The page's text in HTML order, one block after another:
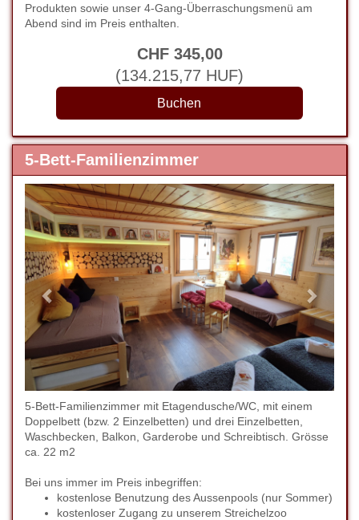
Produkten sowie unser 4-Gang-Überraschungsmenü am
Abend sind im Preis enthalten.
CHF 345,00
(134.215,77 HUF)
5-Bett-Familienzimmer
Previous
Next
5-Bett-Familienzimmer mit Etagendusche/WC, mit einem
Doppelbett (bzw. 2 Einzelbetten) und drei Einzelbetten,
Waschbecken, Balkon, Garderobe und Schreibtisch. Grösse
ca. 22 m2
Bei uns immer im Preis inbegriffen:
kostenlose Benutzung des Aussenpools (nur Sommer)
kostenloser Zugang zu unserem Streichelzoo